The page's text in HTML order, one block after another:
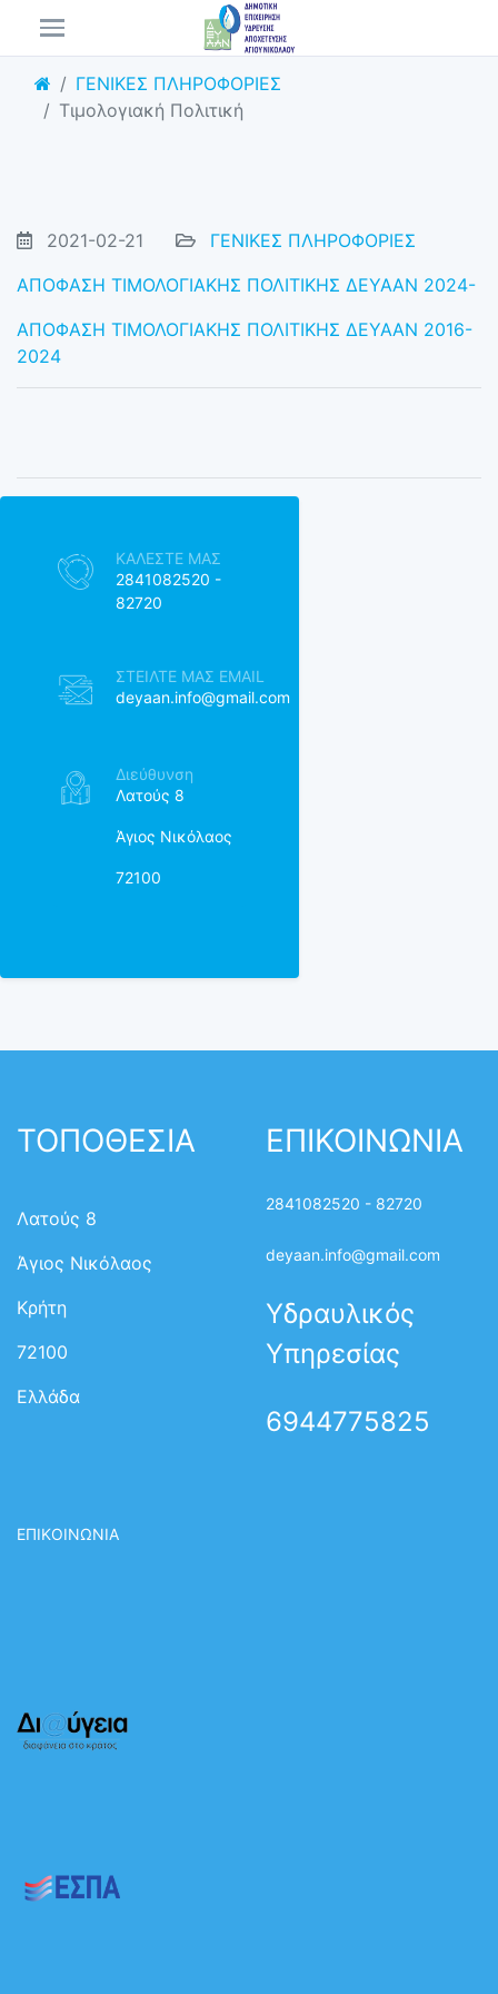
ΓΕΝΙΚΕΣ ΠΛΗΡΟΦΟΡΙΕΣ
Τιμολογιακή Πολιτική
2021-02-21
ΓΕΝΙΚΕΣ ΠΛΗΡΟΦΟΡΙΕΣ
ΑΠΟΦΑΣΗ ΤΙΜΟΛΟΓΙΑΚΗΣ ΠΟΛΙΤΙΚΗΣ ΔΕΥΑΑΝ 2024-
ΑΠΟΦΑΣΗ ΤΙΜΟΛΟΓΙΑΚΗΣ ΠΟΛΙΤΙΚΗΣ ΔΕΥΑΑΝ 2016-
2024
ΚΑΛΕΣTΕ ΜΑΣ
2841082520 -
82720
ΣΤΕΙΛΤΕ ΜΑΣ EMAIL
deyaan.info@gmail.com
Διεύθυνση
Λατούς 8
Άγιος Νικόλαος
72100
ΤΟΠΟΘΕΣΙΑ
Λατούς 8
Άγιος Νικόλαος
Κρήτη
72100
Ελλάδα
ΕΠΙΚΟΙΝΩΝΙΑ
2841082520 - 82720
deyaan.info@gmail.com
Υδραυλικός
Υπηρεσίας
6944775825
ΕΠΙΚΟΙΝΩΝΙΑ